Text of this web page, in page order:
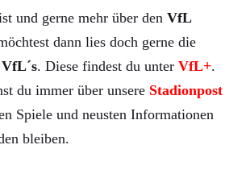
und gerne mehr über den VfL
dann lies doch gerne die
VfL´s. Diese findest du unter VfL+.
du immer über unsere Stadionpost
Spiele und neusten Informationen
bleiben.